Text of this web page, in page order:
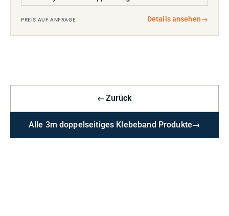
PREIS AUF ANFRAGE Details ansehen→
←Zurück
Alle 3m doppelseitiges Klebeband Produkte→